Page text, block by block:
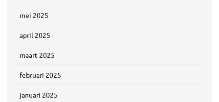
mei 2025
april 2025
maart 2025
februari 2025
januari 2025